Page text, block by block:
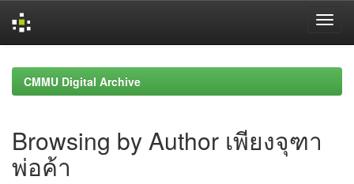
navigationCMMU Digital Archive
Browsing by Author เพียงจุฑา
พ่อค้า